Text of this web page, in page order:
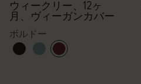
ウィークリー、12ヶ
月、ヴィーガンカバー
ボルドー